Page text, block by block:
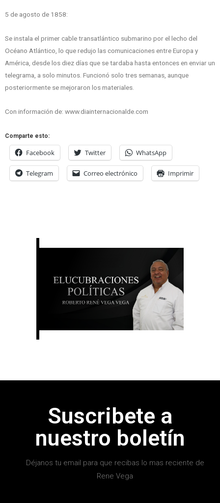
5 de agosto de 1858:
Se instala el primer cable transatlántico submarino por el lecho del
Océano Atlántico, lo que redujo las comunicaciones entre Europa y
América, desde los diez días que se tardaba hasta entonces en enviar un
telegrama, a solo minutos. Funcionó solo tres semanas, aunque
posteriormente se mejoraron los materiales.
Con información de: www.diainternacionalde.com
Comparte esto:
Facebook Twitter WhatsApp
Telegram Correo electrónico Imprimir
Suscribete a
nuestro boletín
Déjanos tu email para que recibas lo mas reciente de
Rene Vega